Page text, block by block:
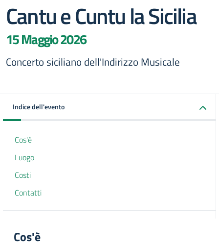
Cantu e Cuntu la Sicilia
15 Maggio 2026
Concerto siciliano dell'Indirizzo Musicale
Indice dell'evento
Cos'è
Luogo
Costi
Contatti
Cos'è